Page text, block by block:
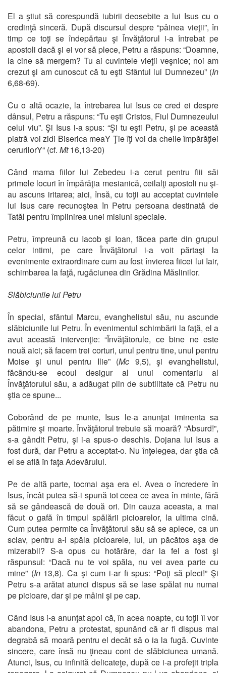
El a ştiut să corespundă iubirii deosebite a lui Isus cu o
credinţă sinceră. După discursul despre “pâinea vieţii”, în
timp ce toţi se îndepărtau şi Învăţătorul i-a întrebat pe
apostoli dacă şi ei vor să plece, Petru a răspuns: “Doamne,
la cine să mergem? Tu ai cuvintele vieţii veşnice; noi am
crezut şi am cunoscut că tu eşti Sfântul lui Dumnezeu” (In
6,68-69).
Cu o altă ocazie, la întrebarea lui Isus ce cred ei despre
dânsul, Petru a răspuns: “Tu eşti Cristos, Fiul Dumnezeului
celui viu”. Şi Isus i-a spus: “Şi tu eşti Petru, şi pe această
piatră voi zidi Biserica meaY Ţie îţi voi da cheile împărăţiei
cerurilorY“ (cf. Mt16,13-20)
Când mama fiilor lui Zebedeu i-a cerut pentru fiii săi
primele locuri în împărăţia mesianică, ceilalţi apostoli nu şi-
au ascuns iritarea; aici, însă, cu toţii au acceptat cuvintele
lui Isus care recunoştea în Petru persoana destinată de
Tatăl pentru împlinirea unei misiuni speciale.
Petru, împreună cu Iacob şi Ioan, făcea parte din grupul
celor intimi, pe care Învăţătorul i-a voit părtaşi la
evenimente extraordinare cum au fost învierea fiicei lui Iair,
schimbarea la faţă, rugăciunea din Grădina Măslinilor.
Slăbiciunile lui Petru
În special, sfântul Marcu, evanghelistul său, nu ascunde
slăbiciunile lui Petru. În evenimentul schimbării la faţă, el a
avut această intervenţie: “Învăţătorule, ce bine ne este
nouă aici; să facem trei corturi, unul pentru tine, unul pentru
Moise şi unul pentru Ilie” (Mc 9,5), şi evanghelistul,
făcându-se ecoul desigur al unui comentariu al
Învăţătorului său, a adăugat plin de subtilitate că Petru nu
ştia ce spune...
Coborând de pe munte, Isus le-a anunţat iminenta sa
pătimire şi moarte. Învăţătorul trebuie să moară? “Absurd!”,
s-a gândit Petru, şi i-a spus-o deschis. Dojana lui Isus a
fost dură, dar Petru a acceptat-o. Nu înţelegea, dar ştia că
el se află în faţa Adevărului.
Pe de altă parte, tocmai aşa era el. Avea o încredere în
Isus, încât putea să-i spună tot ceea ce avea în minte, fără
să se gândească de două ori. Din cauza aceasta, a mai
făcut o gafă în timpul spălării picioarelor, la ultima cină.
Cum putea permite ca Învăţătorul său să se aplece, ca un
sclav, pentru a-i spăla picioarele, lui, un păcătos aşa de
mizerabil? S-a opus cu hotărâre, dar la fel a fost şi
răspunsul: “Dacă nu te voi spăla, nu vei avea parte cu
mine” (In 13,8). Ca şi cum i-ar fi spus: “Poţi să pleci!” Şi
Petru s-a arătat atunci dispus să se lase spălat nu numai
pe picioare, dar şi pe mâini şi pe cap.
Când Isus i-a anunţat apoi că, în acea noapte, cu toţii îl vor
abandona, Petru a protestat, spunând că ar fi dispus mai
degrabă să moară pentru el decât să o ia la fugă. Cuvinte
sincere, care însă nu ţineau cont de slăbiciunea umană.
Atunci, Isus, cu infinită delicateţe, după ce i-a profeţit tripla